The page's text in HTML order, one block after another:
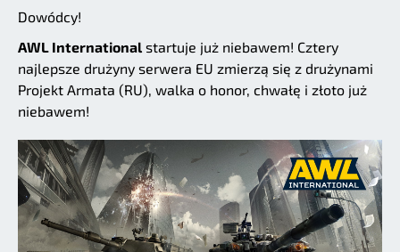
Dowódcy!
AWL International startuje już niebawem! Cztery
najlepsze drużyny serwera EU zmierzą się z drużynami
Projekt Armata (RU), walka o honor, chwałę i złoto już
niebawem!